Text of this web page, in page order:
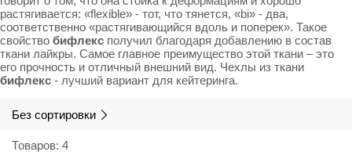
растягивается: «flexible» - тот, что тянется, «bi» - два,
соответственно «растягивающийся вдоль и поперек». Такое
свойство бифлекс получил благодаря добавлению в состав
ткани лайкры. Самое главное преимущество этой ткани – это
его прочность и отличный внешний вид. Чехлы из ткани
бифлекс - лучший вариант для кейтеринга.
Без сортировки
Товаров: 4